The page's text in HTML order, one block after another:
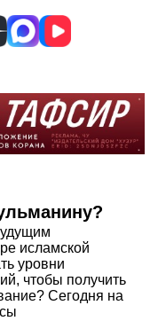
исламской
уровни
чтобы получить
Сегодня на